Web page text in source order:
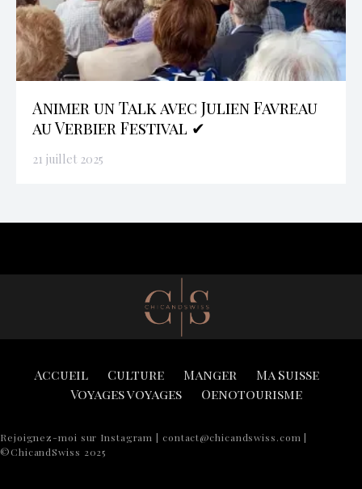
Animer un Talk avec Julien Favreau
au Verbier Festival ✔
21 juillet 2025
Accueil Culture Manger
Ma Suisse
Voyages voyages
Oenotourisme
Rejoignez-moi sur Instagram | contact@chicandswiss.com |
©ChicandSwiss 2025